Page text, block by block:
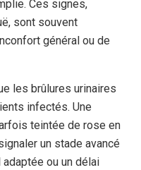
Ces signes,
sont souvent
général ou de
les brûlures urinaires
infectés. Une
teintée de rose en
un stade avancé
adaptée ou un délai